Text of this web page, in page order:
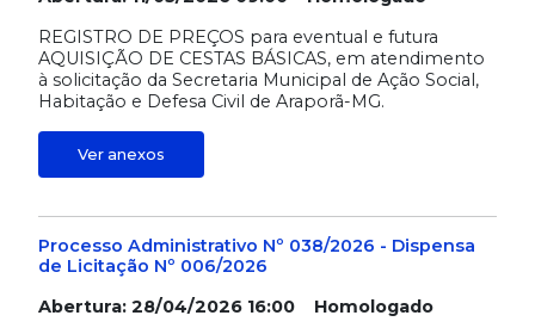
REGISTRO DE PREÇOS para eventual e futura
AQUISIÇÃO DE CESTAS BÁSICAS, em atendimento
à solicitação da Secretaria Municipal de Ação Social,
Habitação e Defesa Civil de Araporã-MG.
Ver anexos
Processo Administrativo Nº 038/2026 - Dispensa
de Licitação Nº 006/2026
Abertura: 28/04/2026 16:00 Homologado